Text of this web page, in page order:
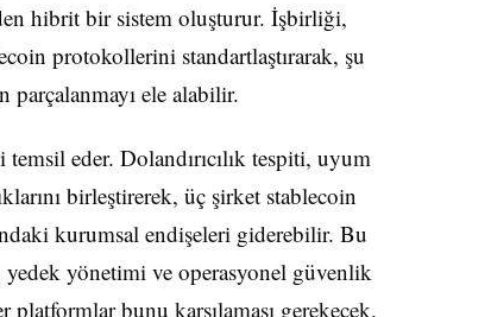
hibrit bir sistem oluşturur. İşbirliği,
protokollerini standartlaştırarak, şu
parçalanmayı ele alabilir.
eder. Dolandırıcılık tespiti, uyum
birleştirerek, üç şirket stablecoin
kurumsal endişeleri giderebilir. Bu
yedek yönetimi ve operasyonel güvenlik
bunu karşılaması gerekecek.